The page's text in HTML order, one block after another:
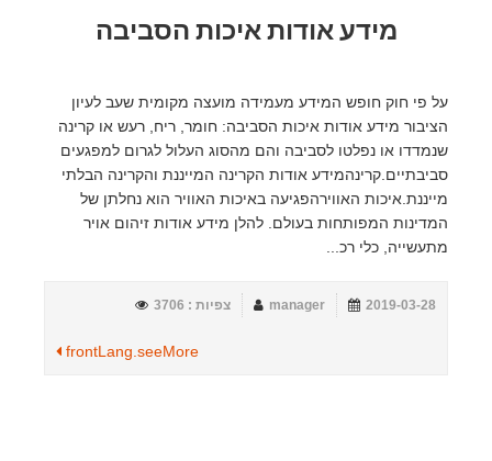
מידע אודות איכות הסביבה
​​​​​​​​​​​​​על פי חוק חופש המידע מעמידה מועצה מקומית שעב לעיון
הציבור מידע אודות איכות הסביבה: חומר, ריח, רעש או קרינה
שנמדדו או נפלטו לסביבה והם מהסוג העלול לגרום למפגעים
סביבתיים.קרינהמידע אודות הקרינה המייננת והקרינה הבלתי
מייננת.איכות האווירהפגיעה באיכות האוויר הוא נחלתן של
המדינות המפותחות בעולם. להלן מידע אודות זיהום אויר
מתעשייה, כלי רכ...
2019-03-28
manager צפיות : 3706
frontLang.seeMore